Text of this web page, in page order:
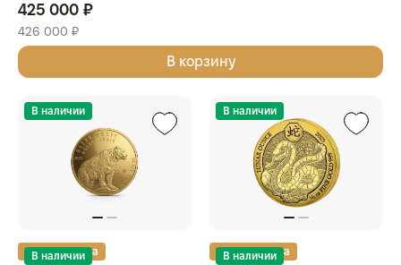
425 000 ₽
426 000 ₽
В корзину
В наличии
Золотая карта
В наличии
В наличии
Золотая карта
В наличии